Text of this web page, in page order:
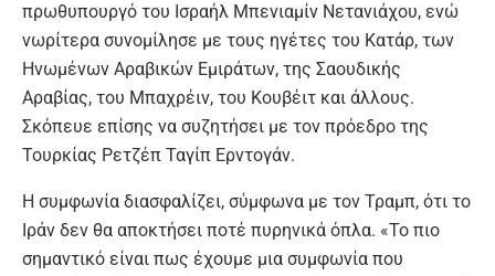
πρωθυπουργό του Ισραήλ Μπενιαμίν Νετανιάχου, ενώ
νωρίτερα συνομίλησε με τους ηγέτες του Κατάρ, των
Ηνωμένων Αραβικών Εμιράτων, της Σαουδικής
Αραβίας, του Μπαχρέιν, του Κουβέιτ και άλλους.
Σκόπευε επίσης να συζητήσει με τον πρόεδρο της
Τουρκίας Ρετζέπ Ταγίπ Ερντογάν.
Η συμφωνία διασφαλίζει, σύμφωνα με τον Τραμπ, ότι το
Ιράν δεν θα αποκτήσει ποτέ πυρηνικά όπλα. «Το πιο
σημαντικό είναι πως έχουμε μια συμφωνία που